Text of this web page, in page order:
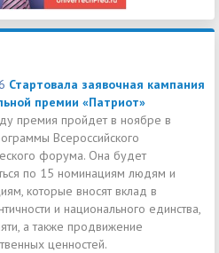
Стартовала заявочная кампания
премии «Патриот»
премия пройдет в ноябре в
Всероссийского
форума. Она будет
по 15 номинациям людям и
которые вносят вклад в
и национального единства,
а также продвижение
ценностей.